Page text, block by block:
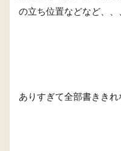
の立ち位置などなど、、
ありすぎて全部書きき